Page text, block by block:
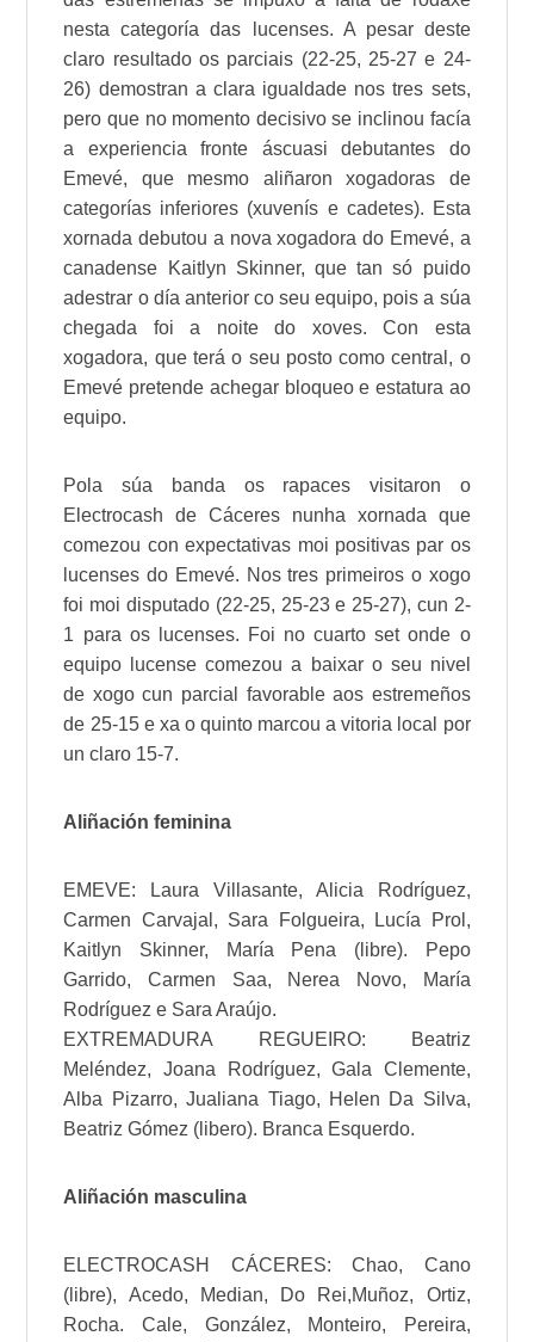
nesta categoría das lucenses. A pesar deste
claro resultado os parciais (22-25, 25-27 e 24-
26) demostran a clara igualdade nos tres sets,
pero que no momento decisivo se inclinou facía
a experiencia fronte áscuasi debutantes do
Emevé, que mesmo aliñaron xogadoras de
categorías inferiores (xuvenís e cadetes). Esta
xornada debutou a nova xogadora do Emevé, a
canadense
Kaitlyn Skinner, que tan só puido
adestrar o día anterior co seu equipo, pois a súa
chegada foi a noite do xoves. Con esta
xogadora, que terá o seu posto como central, o
Emevé pretende achegar bloqueo e estatura ao
equipo.
Pola súa banda os rapaces visitaron o
Electrocash de Cáceres nunha xornada que
comezou con expectativas moi positivas par os
lucenses do Emevé. Nos tres primeiros o xogo
foi moi disputado (22-25, 25-23 e 25-27), cun 2-
1 para os lucenses. Foi no cuarto set onde o
equipo lucense comezou a baixar o seu nivel
de xogo cun parcial favorable aos estremeños
de 25-15 e xa o quinto marcou a vitoria local por
un claro 15-7.
Aliñación feminina
EMEVE: Laura Villasante, Alicia Rodríguez,
Carmen Carvajal , Sara Folgueira, Lucía Prol ,
Kaitlyn Skinner, María Pena (libre).
Pepo
Garrido,Carmen Saa, Nerea Novo,
María
Rodríguez e Sara Araújo.
EXTREMADURA REGUEIRO:
Beatriz
Meléndez, Joana Rodríguez, Gala Clemente,
Alba
Pizarro,Jualiana Tiago, Helen Da Silva,
Beatriz Gómez (libero). Branca Esquerdo.
Aliñación masculina
ELECTROCASH CÁCERES:Chao, Cano
(libre), Acedo, Median, Do Rei,Muñoz, Ortiz,
Rocha. Cale, González, Monteiro, Pereira,